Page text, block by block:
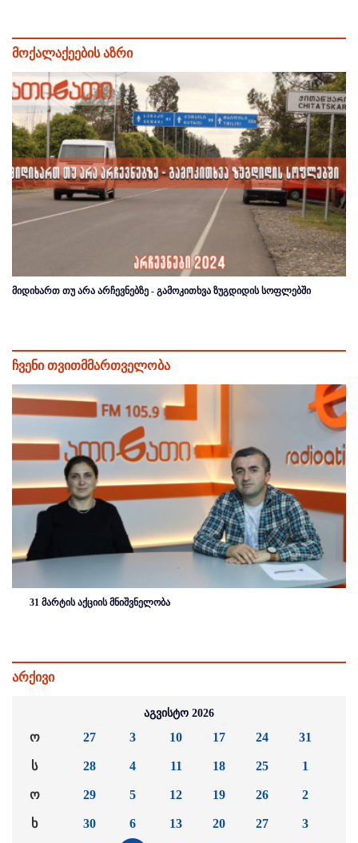
მოქალაქეების აზრი
მიდიხართ თუ არა არჩევნებზე - გამოკითხვა ზუგდიდის სოფლებში
ჩვენი თვითმმართველობა
31 მარტის აქციის მნიშვნელობა
არქივი
აგვისტო 2026
ო
ს
ო
ხ
27
28
29
30
3
4
5
6
10
11
12
13
17
18
19
20
24
25
26
27
31
1
2
3